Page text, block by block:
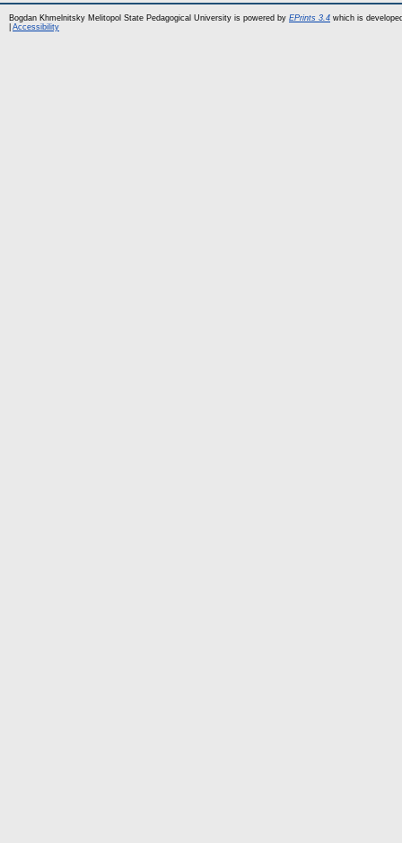
Bogdan Khmelnitsky Melitopol State Pedagogical University is powered by EPrints 3.4 which is
Accessibility